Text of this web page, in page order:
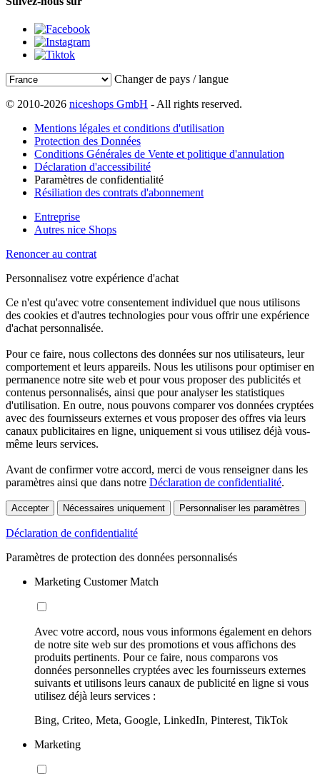
Changer de pays / langue
© 2010-2026 niceshops GmbH - All rights reserved.
Mentions légales et conditions d'utilisation
Protection des Données
Conditions Générales de Vente et politique d'annulation
Déclaration d'accessibilité
Paramètres de confidentialité
Résiliation des contrats d'abonnement
Entreprise
Autres nice Shops
Renoncer au contrat
Personnalisez votre expérience d'achat
Ce n'est qu'avec votre consentement individuel que nous utilisons
des cookies et d'autres technologies pour vous offrir une expérience
d'achat personnalisée.
Pour ce faire, nous collectons des données sur nos utilisateurs, leur
comportement et leurs appareils. Nous les utilisons pour optimiser en
permanence notre site web et pour vous proposer des publicités et
contenus personnalisés, ainsi que pour analyser les statistiques
d'utilisation. En outre, nous pouvons comparer vos données cryptées
avec des fournisseurs externes et vous proposer des offres via leurs
canaux publicitaires en ligne, uniquement si vous utilisez déjà vous-
même leurs services.
Avant de confirmer votre accord, merci de vous renseigner dans les
paramètres ainsi que dans notre Déclaration de confidentialité.
Accepter Nécessaires uniquement Personnaliser les paramètres
Déclaration de confidentialité
Paramètres de protection des données personnalisés
Marketing Customer Match
Avec votre accord, nous vous informons également en dehors
de notre site web sur des promotions et vous affichons des
produits pertinents. Pour ce faire, nous comparons vos
données personnelles cryptées avec les fournisseurs externes
suivants et utilisons leurs canaux de publicité en ligne si vous
utilisez déjà leurs services :
Bing, Criteo, Meta, Google, LinkedIn, Pinterest, TikTok
Marketing